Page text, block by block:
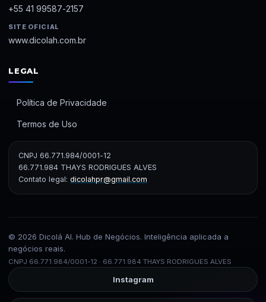
+55 41 99587-2157
SITE OFICIAL
www.dicolah.com.br
LEGAL
Política de Privacidade
Termos de Uso
CNPJ 66.771.984/0001-12
66.771.984 THAYS RODRIGUES ALVES
Contato legal: dicolahpr@gmail.com
© 2026 Dicolá AI. Hub de Negócios. Inteligência aplicada a
negócios reais.
CNPJ 66.771.984/0001-12 · 66.771.984 THAYS RODRIGUES ALVES
Instagram